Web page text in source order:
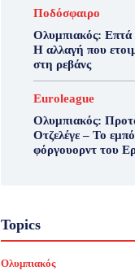
Ποδόσφαιρο
Ολυμπιακός: Επτά
Η αλλαγή που
στη ρεβάνς
Euroleague
Ολυμπιακός:
Οτζελέγε – Το
φόργουορντ του
Topics
Ολυμπιακός